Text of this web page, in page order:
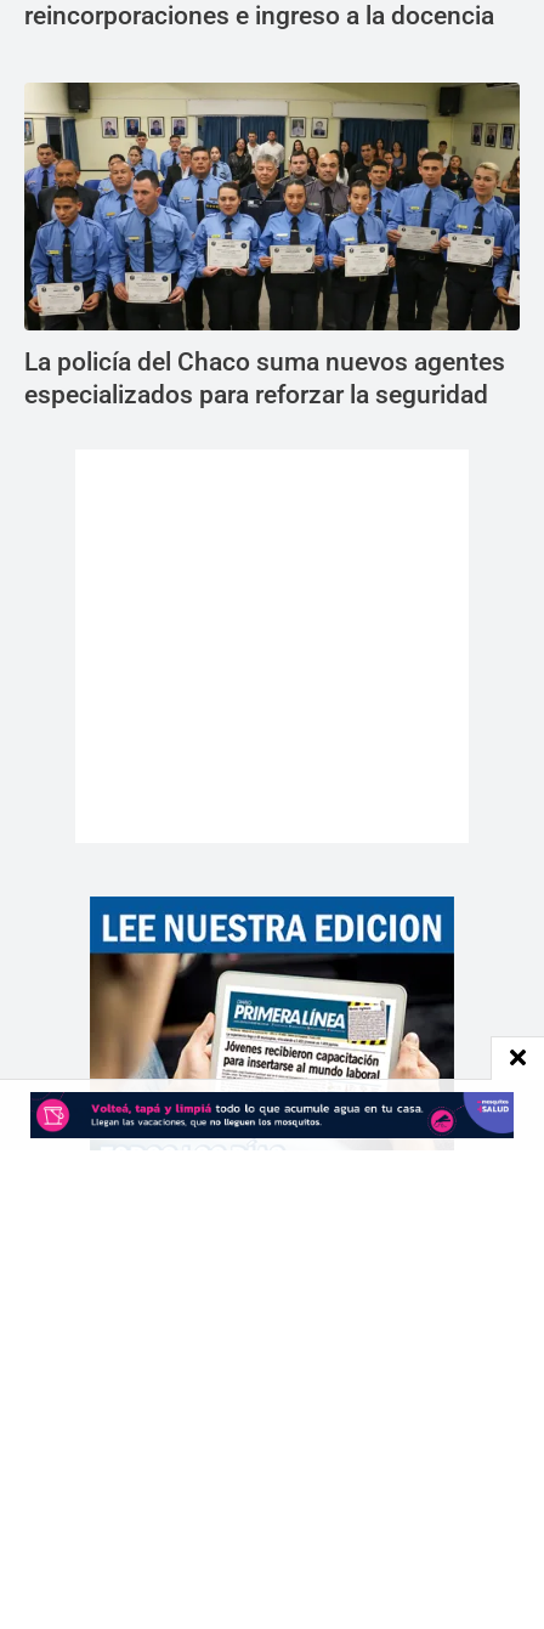
reincorporaciones e ingreso a la docencia
La policía del Chaco suma nuevos agentes
especializados para reforzar la seguridad